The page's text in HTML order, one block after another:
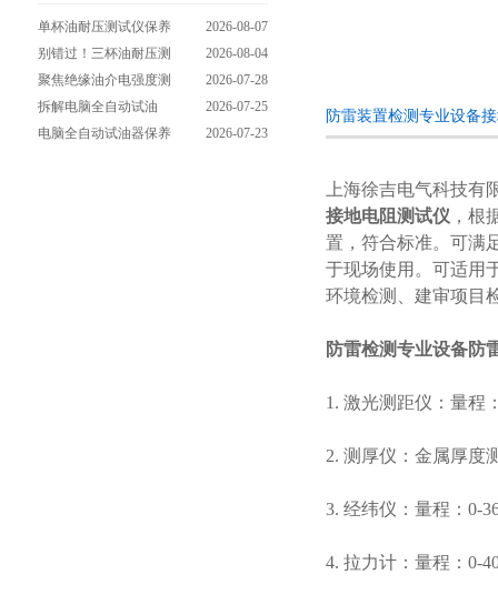
单杯油耐压测试仪保养
避坑指南：细节做到
位，设备不闹脾气
2026-08-07
别错过！三杯油耐压测
试仪操作流程全解析，
一步到位不踩坑
2026-08-04
聚焦绝缘油介电强度测
试仪：那些决定检测效
能的关键特点
2026-07-28
拆解电脑全自动试油
器：核心组成部件，藏
2026-07-25
电脑全自动试油器保养
2026-07-23
防雷装置检测专业设备
上海徐吉电气科技有
接地电阻测试仪 ，根
置，符合标准。可满
于现场使用。可适用
环境检测、建审项目
防雷检测专业设备防
1. 激光测距仪：量程
2. 测厚仪：金属厚度
3. 经纬仪：量程：0-
4. 拉力计：量程：0-